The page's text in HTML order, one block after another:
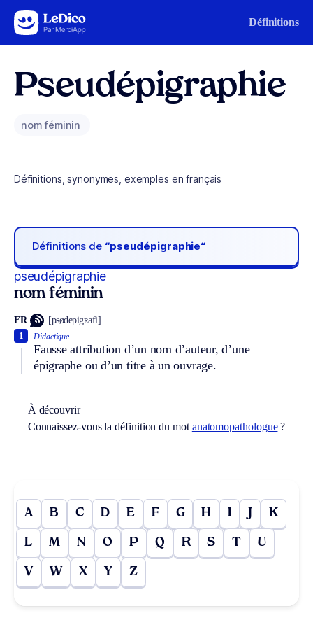
Aller au contenu Définitions
Pseudépigraphie
nom féminin
Définitions, synonymes, exemples en français
Définitions de “pseudépigraphie“
pseudépigraphie
nom féminin
FR [psødepigʀafi]
Didactique.
Fausse attribution d’un nom d’auteur, d’une
épigraphe ou d’un titre à un ouvrage.
1
À découvrir
Connaissez-vous la définition du mot anatomopathologue?
A B C D E F G H I J K
L M N O P Q R S T U
V W X Y Z